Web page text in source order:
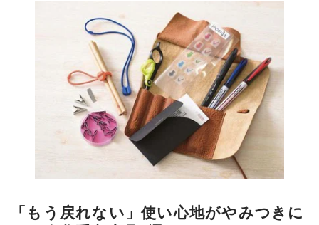
「もう戻れない」使い心地がやみつきに